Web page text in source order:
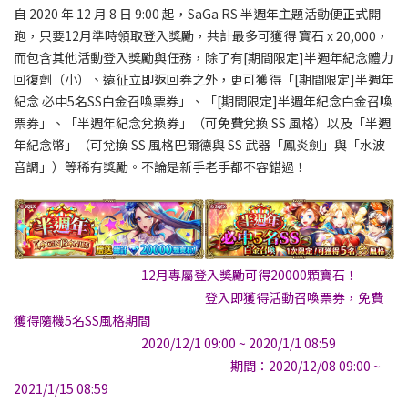
自 2020 年 12 月 8 日 9:00 起，SaGa RS 半週年主題活動便正式開
跑，只要12月準時領取登入獎勵，共計最多可獲得 寶石 x 20,000，
而包含其他活動登入獎勵與任務，除了有[期間限定]半週年紀念體力
回復劑（小）、遠征立即返回券之外，更可獲得「[期間限定]半週年
紀念 必中5名SS白金召喚票券」、「[期間限定]半週年紀念白金召喚
票券」、「半週年紀念兌換券」（可免費兌換 SS 風格）以及「半週
年紀念幣」（可兌換 SS 風格巴爾德與 SS 武器「鳳炎劍」與「水波
音調」）等稀有獎勵。不論是新手老手都不容錯過！
12月專屬登入獎勵可得20000顆寶石！
登入即獲得活動召喚票券，免費
獲得隨機5名SS風格期間
2020/12/1 09:00 ~ 2020/1/1 08:59
期間：2020/12/08 09:00 ~
2021/1/15 08:59